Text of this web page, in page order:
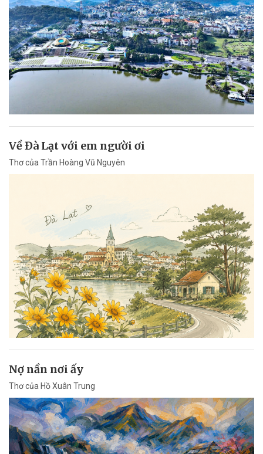
Về Đà Lạt với em người ơi
Thơ của Trần Hoàng Vũ Nguyên
Nợ nần nơi ấy
Thơ của Hồ Xuân Trung